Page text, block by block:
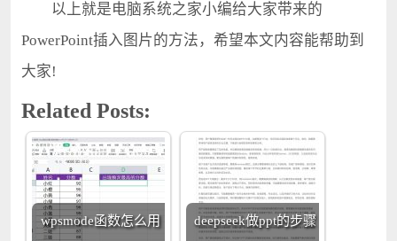
以上就是电脑系统之家小编给大家带来的
PowerPoint插入图片的方法，希望本文内容能帮助到
大家!
Related Posts:
wpsmode函数怎么用 deepseek做ppt的步骤